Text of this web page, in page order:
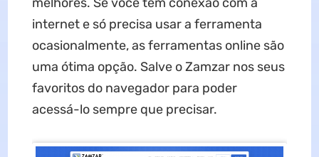
internet e só precisa usar a ferramenta
ocasionalmente, as ferramentas online são
uma ótima opção. Salve o Zamzar nos seus
favoritos do navegador para poder
acessá-lo sempre que precisar.